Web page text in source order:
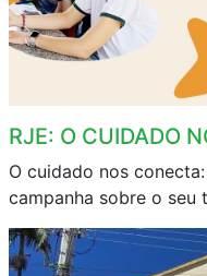
RJE: O CUIDADO
O cuidado nos
campanha sobre o seu